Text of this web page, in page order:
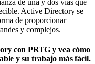
Active Directory se
de proporcionar
y complejos.
con PRTG y vea cómo
y su trabajo más fácil.